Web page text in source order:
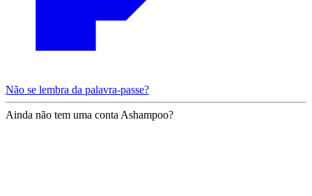
Não se lembra da palavra-passe?
Ainda não tem uma conta Ashampoo?